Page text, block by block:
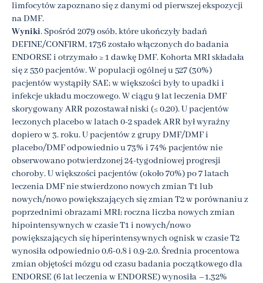
limfocytów zapoznano się z danymi od pierwszej ekspozycji
na DMF.
Wyniki. Spośród 2079 osób, które ukończyły badań
DEFINE/CONFIRM, 1736 zostało włączonych do badania
ENDORSE i otrzymało ≥ 1 dawkę DMF. Kohorta MRI składała
się z 530 pacjentów. W populacji ogólnej u 527 (30%)
pacjentów wystąpiły SAE; w większości były to upadki i
infekcje układu moczowego. W ciągu 9 lat leczenia DMF
skorygowany ARR pozostawał niski (≤ 0,20). U pacjentów
leczonych placebo w latach 0-2 spadek ARR był wyraźny
dopiero w 3. roku. U pacjentów z grupy DMF/DMF i
placebo/DMF odpowiednio u 73% i 74% pacjentów nie
obserwowano potwierdzonej 24-tygodniowej progresji
choroby. U większości pacjentów (około 70%) po 7 latach
leczenia DMF nie stwierdzono nowych zmian T1 lub
nowych/nowo powiększających się zmian T2 w porównaniu z
poprzednimi obrazami MRI; roczna liczba nowych zmian
hipointensywnych w czasie T1 i nowych/nowo
powiększających się hiperintensywnych ognisk w czasie T2
wynosiła odpowiednio 0,6-0,8 i 0,9-2,0. Średnia procentowa
zmian objętości mózgu od czasu badania początkowego dla
ENDORSE (6 lat leczenia w ENDORSE) wynosiła –1,32%